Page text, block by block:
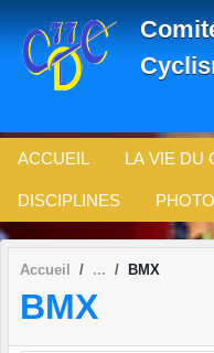
ACCUEIL LA VIE DU
DISCIPLINES
Accueil BMX
BMX